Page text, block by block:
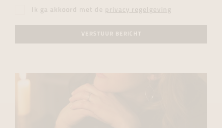
Ik ga akkoord met de privacy regelgeving
VERSTUUR BERICHT